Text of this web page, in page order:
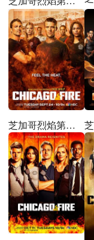
芝加哥烈焰第二季